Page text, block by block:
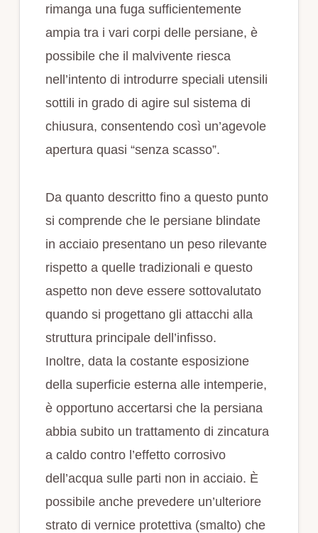
rimanga una fuga sufficientemente
ampia tra i vari corpi delle persiane, è
possibile che il malvivente riesca
nell’intento di introdurre speciali utensili
sottili in grado di agire sul sistema di
chiusura, consentendo così un’agevole
apertura quasi “senza scasso”.
Da quanto descritto fino a questo punto
si comprende che le persiane blindate
in acciaio presentano un peso rilevante
rispetto a quelle tradizionali e questo
aspetto non deve essere sottovalutato
quando si progettano gli attacchi alla
struttura principale dell’infisso.
Inoltre, data la costante esposizione
della superficie esterna alle intemperie,
è opportuno accertarsi che la persiana
abbia subito un trattamento di zincatura
a caldo contro l’effetto corrosivo
dell’acqua sulle parti non in acciaio. È
possibile anche prevedere un’ulteriore
strato di vernice protettiva (smalto) che